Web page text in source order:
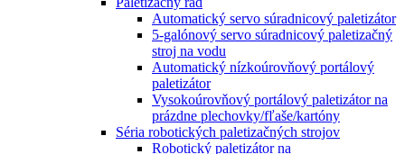
Automatický servo súradnicový paletizátor
5-galónový servo súradnicový paletizačný
stroj na vodu
Automatický nízkoúrovňový portálový
paletizátor
Vysokoúrovňový portálový paletizátor na
prázdne plechovky/fľaše/kartóny
Séria robotických paletizačných strojov
Robotický paletizátor na